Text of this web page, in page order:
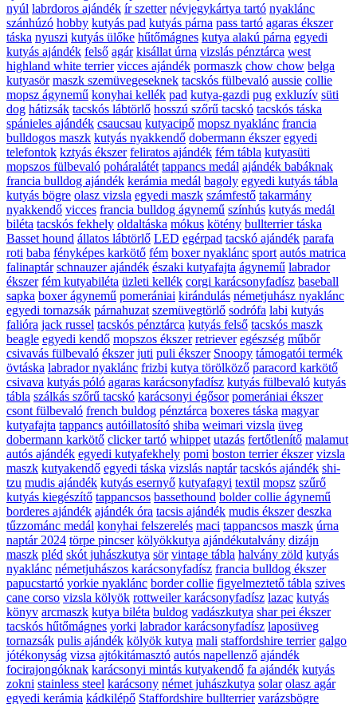
nyúl labrdoros ajándék ír szetter névjegykártya tartó nyaklánc
szánhúzó hobby kutyás pad kutyás párna pass tartó agaras ékszer
táska nyuszi kutyás ülőke hűtőmágnes kutya alakú párna egyedi
kutyás ajándék felső agár kisállat úrna vizslás pénztárca west
highland white terrier vicces ajándék pormaszk chow chow belga
kutyasör maszk szemüvegeseknek tacskós fülbevaló aussie collie
mopsz ágynemű konyhai kellék pad kutya-gazdi pug exkluzív süti
dog hátizsák tacskós lábtörlő hosszú szőrű tacskó tacskós táska
spánieles ajándék csaucsau kutyacipő mopsz nyaklánc francia
bulldogos maszk kutyás nyakkendő dobermann ékszer egyedi
telefontok kztyás ékszer feliratos ajándék fém tábla kutyasüti
mopszos fülbevaló poháralátét tappancs medál ajándék babáknak
francia bulldog ajándék kerámia medál bagoly egyedi kutyás tábla
kutyás bögre olasz vizsla egyedi maszk számfestő takarmány
nyakkendő vicces francia bulldog ágynemű színhús kutyás medál
biléta tacskós fekhely oldaltáska mókus kötény bullterrier táska
Basset hound állatos lábtörlő LED egérpad tacskó ajándék parafa
roti baba fényképes karkötő fém boxer nyaklánc sport autós matrica
falinaptár schnauzer ajándék északi kutyafajta ágynemű labrador
ékszer fém kutyabiléta üzleti kellék corgi karácsonyfadísz baseball
sapka boxer ágynemű pomerániai kirándulás németjuhász nyaklánc
egyedi tornazsák párnahuzat szemüvegtörlő sodrófa labi kutyás
falióra jack russel tacskós pénztárca kutyás felső tacskós maszk
beagle egyedi kendő mopszos ékszer retriever egészség műbőr
csivavás fülbevaló ékszer juti puli ékszer Snoopy támogatói termék
övtáska labrador nyaklánc frizbi kutya törölköző paracord karkötő
csivava kutyás póló agaras karácsonyfadísz kutyás fülbevaló kutyás
tábla szálkás szőrű tacskó karácsonyi égősor pomerániai ékszer
csont fülbevaló french buldog pénztárca boxeres táska magyar
kutyafajta tappancs autóillatosító shiba weimari vizsla üveg
dobermann karkötő clicker tartó whippet utazás fertőtlenítő malamut
autós ajándék egyedi kutyafekhely pomi boston terrier ékszer vizsla
maszk kutyakendő egyedi táska vizslás naptár tacskós ajándék shi-
tzu mudis ajándék kutyás esernyő kutyafagyi textil mopsz szűrő
kutyás kiegészítő tappancsos bassethound bolder collie ágynemű
borderes ajándék ajándék óra tacsis ajándék mudis ékszer deszka
tűzzománc medál konyhai felszerelés maci tappancsos maszk úrna
naptár 2024 törpe pincser kölyökkutya ajándékutalvány dizájn
maszk pléd skót juhászkutya sör vintage tábla halvány zöld kutyás
nyaklánc németjuhászos karácsonyfadísz francia bulldog ékszer
papucstartó yorkie nyaklánc border collie figyelmeztető tábla szives
cane corso vizsla kölyök rottweiler karácsonyfadísz lazac kutyás
könyv arcmaszk kutya biléta buldog vadászkutya shar pei ékszer
tacskós hűtőmágnes yorki labrador karácsonyfadísz laposüveg
tornazsák pulis ajándék kölyök kutya mali staffordshire terrier galgo
jótékonyság vizsa ajtókitámasztó autós napellenző ajándék
focirajongóknak karácsonyi mintás kutyakendő fa ajándék kutyás
zokni stainless steel karácsony német juhászkutya solar olasz agár
egyedi kerámia kádkilépő Staffordshire bullterrier varázsbögre